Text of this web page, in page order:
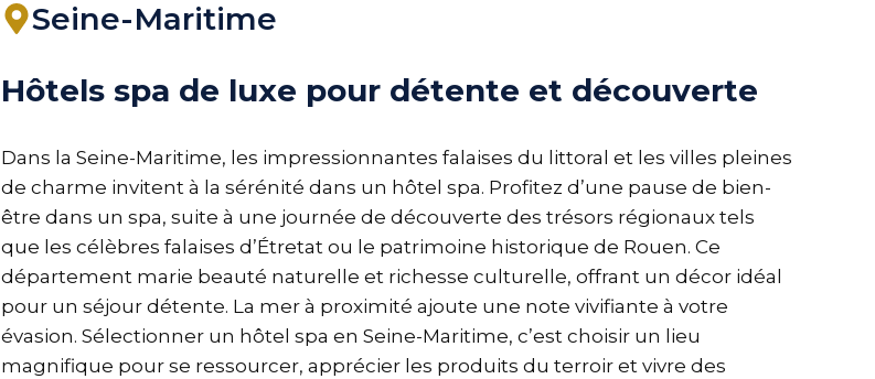
Seine-Maritime
Hôtels spa de luxe pour détente et découverte
Dans la Seine-Maritime, les impressionnantes falaises du littoral et les villes pleines
de charme invitent à la sérénité dans un hôtel spa. Profitez d’une pause de bien-
être dans un spa, suite à une journée de découverte des trésors régionaux tels
que les célèbres falaises d’Étretat ou le patrimoine historique de Rouen. Ce
département marie beauté naturelle et richesse culturelle, offrant un décor idéal
pour un séjour détente. La mer à proximité ajoute une note vivifiante à votre
évasion. Sélectionner un hôtel spa en Seine-Maritime, c’est choisir un lieu
magnifique pour se ressourcer, apprécier les produits du terroir et vivre des